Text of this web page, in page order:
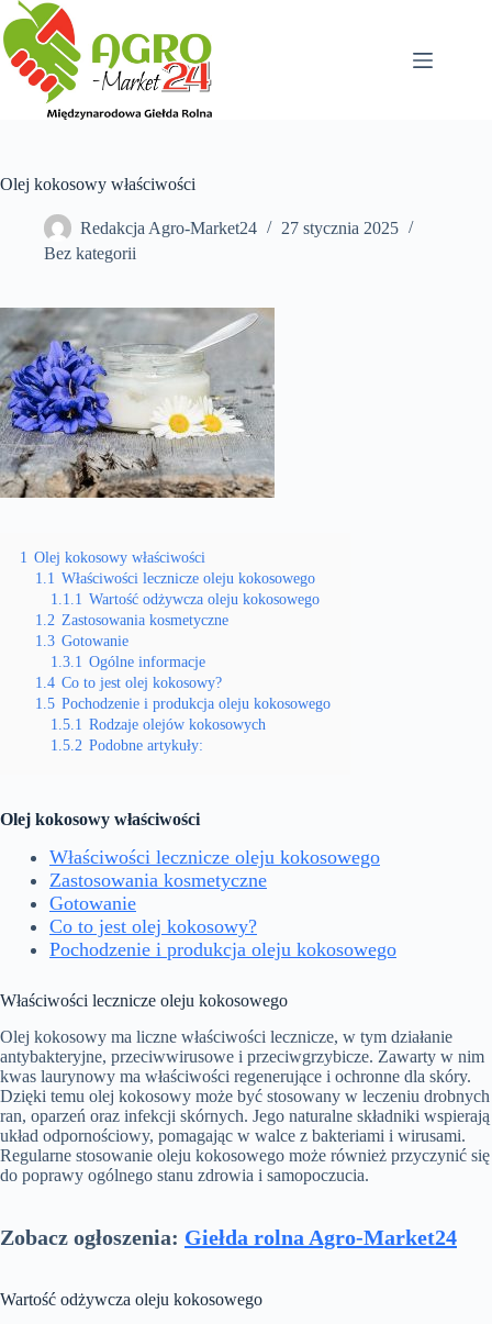
Przejdź
do
treści
Olej kokosowy właściwości
Redakcja Agro-Market24
27 stycznia 2025
Bez kategorii
1 Olej kokosowy właściwości
1.1 Właściwości lecznicze oleju kokosowego
1.1.1 Wartość odżywcza oleju kokosowego
1.2 Zastosowania kosmetyczne
1.3 Gotowanie
1.3.1 Ogólne informacje
1.4 Co to jest olej kokosowy?
1.5 Pochodzenie i produkcja oleju kokosowego
1.5.1 Rodzaje olejów kokosowych
1.5.2 Podobne artykuły:
Olej kokosowy właściwości
Właściwości lecznicze oleju kokosowego
Zastosowania kosmetyczne
Gotowanie
Co to jest olej kokosowy?
Pochodzenie i produkcja oleju kokosowego
Właściwości lecznicze oleju kokosowego
Olej kokosowy ma liczne właściwości lecznicze, w tym działanie
antybakteryjne, przeciwwirusowe i przeciwgrzybicze. Zawarty w nim
kwas laurynowy ma właściwości regenerujące i ochronne dla skóry.
Dzięki temu olej kokosowy może być stosowany w leczeniu drobnych
ran, oparzeń oraz infekcji skórnych. Jego naturalne składniki wspierają
układ odpornościowy, pomagając w walce z bakteriami i wirusami.
Regularne stosowanie oleju kokosowego może również przyczynić się
do poprawy ogólnego stanu zdrowia i samopoczucia.
Zobacz ogłoszenia: Giełda rolna Agro-Market24
Wartość odżywcza oleju kokosowego